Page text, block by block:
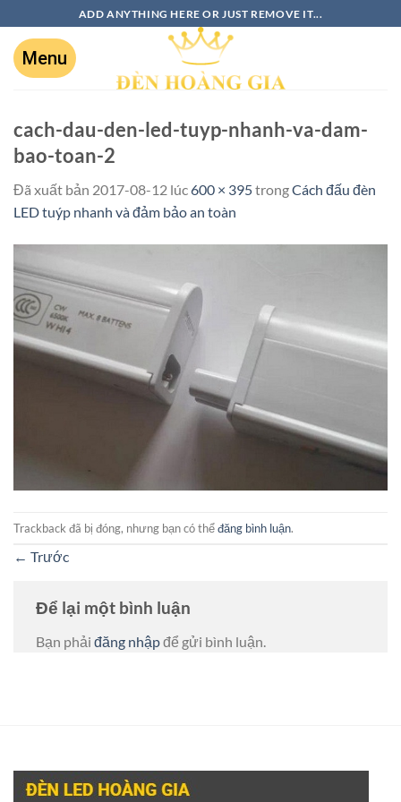
ADD ANYTHING HERE OR JUST REMOVE IT...
cach-dau-den-led-tuyp-nhanh-va-dam-
bao-toan-2
Đã xuất bản 2017-08-12 lúc600 × 395trongCách đấu đèn
LED tuýp nhanh và đảm bảo an toàn
Trackback đã bị đóng, nhưng bạn có thểđăng bình luận.
← Trước
Để lại một bình luận
Bạn phải đăng nhậpđể gửi bình luận.